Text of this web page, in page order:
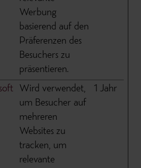
Werbung
basierend auf den
Präferenzen des
Besuchers zu
präsentieren.
Wird verwendet,
um Besucher auf
mehreren
Websites zu
tracken, um
relevante
1 Jahr